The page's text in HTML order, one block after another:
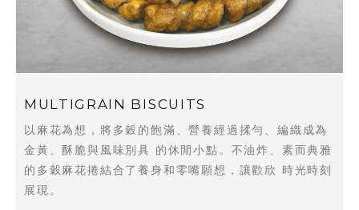
MULTIGRAIN BISCUITS
以麻花為想，將多穀的飽滿、營養經過揉勻、編織成為
金黃、酥脆與風味別具 的休閒小點。不油炸、素而典雅
的多穀麻花捲結合了養身和零嘴願想，讓歡欣 時光時刻
展現。